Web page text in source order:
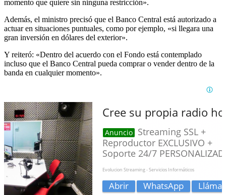
momento que quiere sin ninguna restricción».
Además, el ministro precisó que el Banco Central está autorizado a
actuar en situaciones puntuales, como por ejemplo, «si llegara una
gran inversión en dólares del exterior».
Y reiteró: «Dentro del acuerdo con el Fondo está contemplado
incluso que el Banco Central pueda comprar o vender dentro de la
banda en cualquier momento».